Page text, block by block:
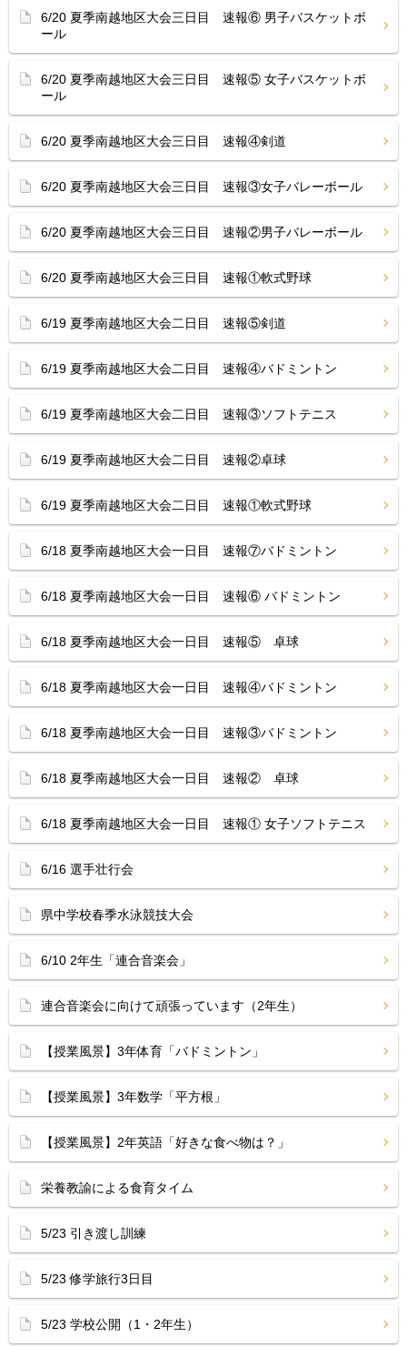
6/20 夏季南越地区大会三日目 速報⑥ 男子バスケットボ
ール
6/20 夏季南越地区大会三日目 速報⑤ 女子バスケットボ
ール
6/20 夏季南越地区大会三日目 速報④剣道
6/20 夏季南越地区大会三日目 速報③女子バレーボール
6/20 夏季南越地区大会三日目 速報②男子バレーボール
6/20 夏季南越地区大会三日目 速報①軟式野球
6/19 夏季南越地区大会二日目 速報⑤剣道
6/19 夏季南越地区大会二日目 速報④バドミントン
6/19 夏季南越地区大会二日目 速報③ソフトテニス
6/19 夏季南越地区大会二日目 速報②卓球
6/19 夏季南越地区大会二日目 速報①軟式野球
6/18 夏季南越地区大会一日目 速報⑦バドミントン
6/18 夏季南越地区大会一日目 速報⑥ バドミントン
6/18 夏季南越地区大会一日目 速報⑤ 卓球
6/18 夏季南越地区大会一日目 速報④バドミントン
6/18 夏季南越地区大会一日目 速報③バドミントン
6/18 夏季南越地区大会一日目 速報② 卓球
6/18 夏季南越地区大会一日目 速報① 女子ソフトテニス
6/16 選手壮行会
県中学校春季水泳競技大会
6/10 2年生「連合音楽会」
連合音楽会に向けて頑張っています（2年生）
【授業風景】3年体育「バドミントン」
【授業風景】3年数学「平方根」
【授業風景】2年英語「好きな食べ物は？」
栄養教諭による食育タイム
5/23 引き渡し訓練
5/23 修学旅行3日目
5/23 学校公開（1・2年生）